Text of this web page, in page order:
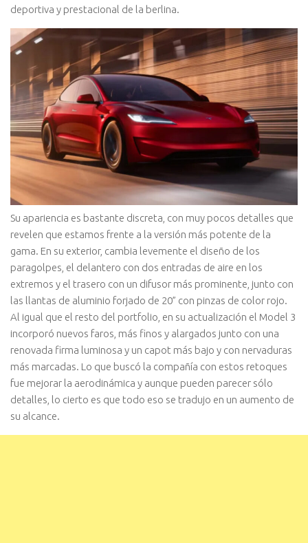
deportiva y prestacional de la berlina.
Su apariencia es bastante discreta, con muy pocos detalles que
revelen que estamos frente a la versión más potente de la
gama. En su exterior, cambia levemente el diseño de los
paragolpes, el delantero con dos entradas de aire en los
extremos y el trasero con un difusor más prominente, junto con
las llantas de aluminio forjado de 20” con pinzas de color rojo.
Al igual que el resto del portfolio, en su actualización el Model 3
incorporó nuevos faros, más finos y alargados junto con una
renovada firma luminosa y un capot más bajo y con nervaduras
más marcadas. Lo que buscó la compañía con estos retoques
fue mejorar la aerodinámica y aunque pueden parecer sólo
detalles, lo cierto es que todo eso se tradujo en un aumento de
su alcance.